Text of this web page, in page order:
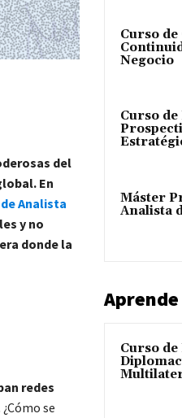
del
En
Analista
y no
donde la
redes
se
Curso de
Negocio
Curso
Máster
Analista
Aprende
Curso